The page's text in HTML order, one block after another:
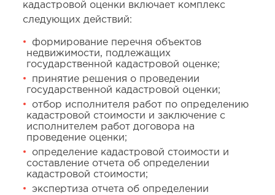
кадастровой оценки включает комплекс
следующих действий:
формирование перечня объектов
недвижимости, подлежащих
государственной кадастровой оценке;
принятие решения о проведении
государственной кадастровой оценки;
отбор исполнителя работ по определению
кадастровой стоимости и заключение с
исполнителем работ договора на
проведение оценки;
определение кадастровой стоимости и
составление отчета об определении
кадастровой стоимости;
экспертиза отчета об определении